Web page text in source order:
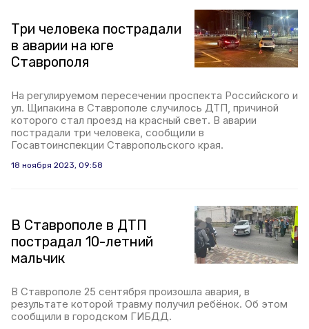
Три человека пострадали
в аварии на юге
Ставрополя
На регулируемом пересечении проспекта Российского и
ул. Щипакина в Ставрополе случилось ДТП, причиной
которого стал проезд на красный свет. В аварии
пострадали три человека, сообщили в
Госавтоинспекции Ставропольского края.
18 ноября 2023, 09:58
В Ставрополе в ДТП
пострадал 10-летний
мальчик
В Ставрополе 25 сентября произошла авария, в
результате которой травму получил ребёнок. Об этом
сообщили в городском ГИБДД.